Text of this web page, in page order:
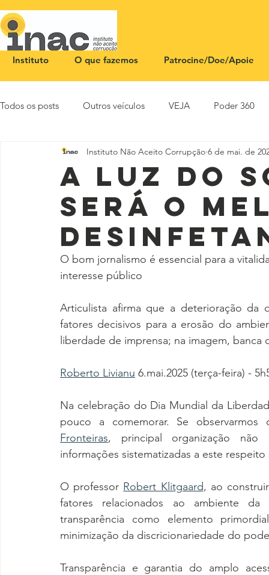
Instituto O que fazemos Patrocine/Doe/Apoie
Todos os posts Outros veículos VEJA Poder 360
NOTA PÚBLICA CEID SBT News Rádio
A luz do
será o
Instituto Não Aceito Corrupção 6 de mai. de
O bom jornalismo é essencial para a
interesse público
Articulista afirma que a deterioração da
fatores decisivos para a erosão do
liberdade de imprensa; na imagem, banca
Roberto Livianu 6.mai.2025 (terça-feira) -
Na celebração do Dia Mundial da
pouco a comemorar. Se
Fronteiras, principal organização não
informações sistematizadas a este respeito
O professor Robert Klitgaard, ao
fatores relacionados ao ambiente
transparência como elemento
minimização da discricionariedade do
Transparência e garantia do amplo